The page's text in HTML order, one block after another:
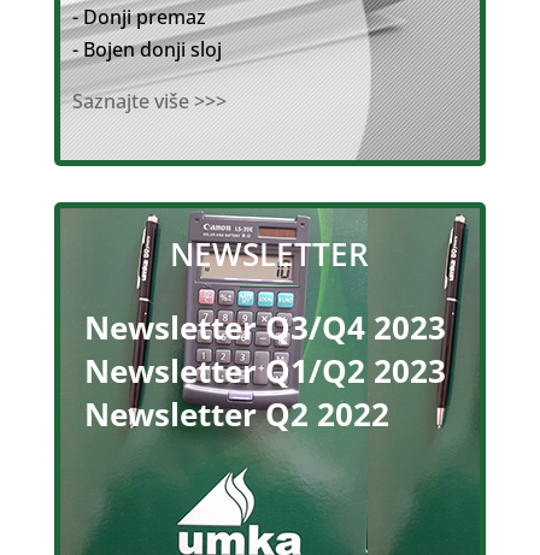
- Donji premaz
- Bojen donji sloj
Saznajte više >>>
NEWSLETTER
Newsletter Q3/Q4 2023
Newsletter Q1/Q2 2023
Newsletter Q2 2022